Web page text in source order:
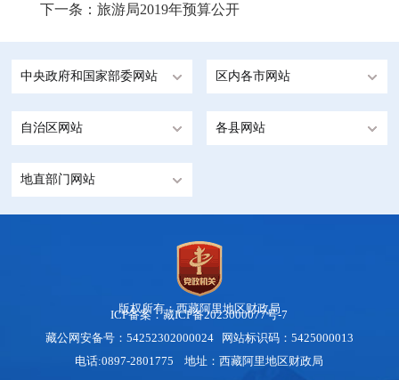
下一条：旅游局2019年预算公开
中央政府和国家部委网站 区内各市网站
自治区网站 各县网站
地直部门网站
版权所有：西藏阿里地区财政局
ICP备案：藏ICP备2023000077号-7
藏公网安备号： 54252302000024网站标识码：5425000013
电话:0897-2801775 地址：西藏阿里地区财政局